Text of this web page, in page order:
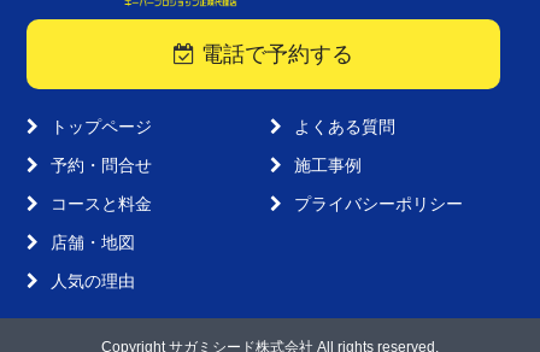
電話で予約する
トップページ
予約・問合せ
コースと料金
店舗・地図
人気の理由
よくある質問
施工事例
プライバシーポリシー
Copyright サガミシード株式会社 All rights reserved.